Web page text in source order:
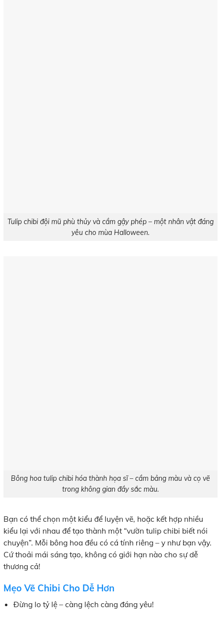
Tulip chibi đội mũ phù thủy và cầm gậy phép – một nhân vật đáng
yêu cho mùa Halloween.
Bông hoa tulip chibi hóa thành họa sĩ – cầm bảng màu và cọ vẽ
trong không gian đầy sắc màu.
Bạn có thể chọn một kiểu để luyện vẽ, hoặc kết hợp nhiều
kiểu lại với nhau để tạo thành một “vườn tulip chibi biết nói
chuyện”. Mỗi bông hoa đều có cá tính riêng – y như bạn vậy.
Cứ thoải mái sáng tạo, không có giới hạn nào cho sự dễ
thương cả!
Mẹo Vẽ Chibi Cho Dễ Hơn
Đừng lo tỷ lệ – càng lệch càng đáng yêu!